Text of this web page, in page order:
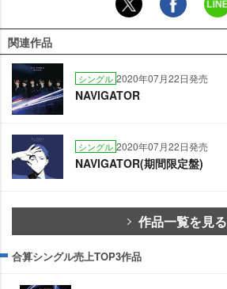
関連作品
シングル 2020年07月22日発売
NAVIGATOR
シングル 2020年07月22日発売
NAVIGATOR(期間限定盤)
作品一覧を見る
合算シングル売上TOP3作品